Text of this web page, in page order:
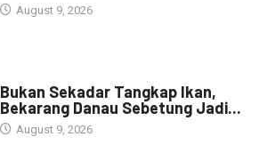
August 9, 2026
Bukan Sekadar Tangkap Ikan,
Bekarang Danau Sebetung Jadi...
August 9, 2026